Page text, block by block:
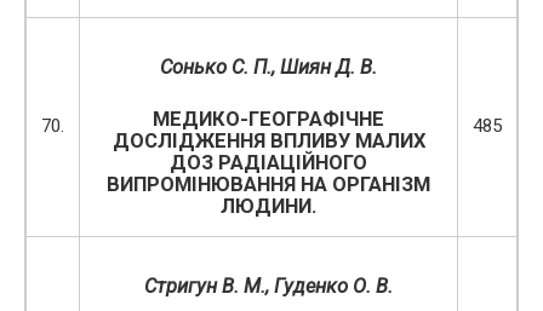
70.
Сонько С. П., Шиян Д. В.
МЕДИКО-ГЕОГРАФІЧНЕ
ДОСЛІДЖЕННЯ ВПЛИВУ МАЛИХ
ДОЗ РАДІАЦІЙНОГО
ВИПРОМІНЮВАННЯ НА ОРГАНІЗМ
ЛЮДИНИ.
485
Стригун В. М., Гуденко О. В.